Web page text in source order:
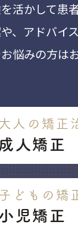
活かして患
、アドバイ
悩みの方は
大人の矯正
成人矯正
どもの矯
児矯正